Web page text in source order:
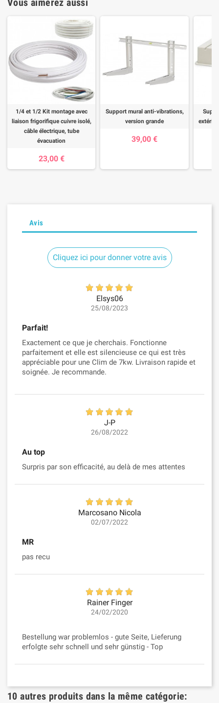
Vous aimerez aussi
1/4 et 1/2 Kit montage avec
liaison frigorifique cuivre isolé,
câble électrique, tube
évacuation
23,00 €
Support mural anti-vibrations,
version grande
39,00 €
Avis
Cliquez ici pour donner votre avis
Elsys06
25/08/2023
Parfait!
Exactement ce que je cherchais. Fonctionne
parfaitement et elle est silencieuse ce qui est très
appréciable pour une Clim de 7kw. Livraison rapide et
soignée. Je recommande.
J-P
26/08/2022
Au top
Surpris par son efficacité, au delà de mes attentes
Marcosano Nicola
02/07/2022
MR
pas recu
Rainer Finger
24/02/2020
Bestellung war problemlos - gute Seite, Lieferung
erfolgte sehr schnell und sehr günstig - Top
10 autres produits dans la même catégorie: